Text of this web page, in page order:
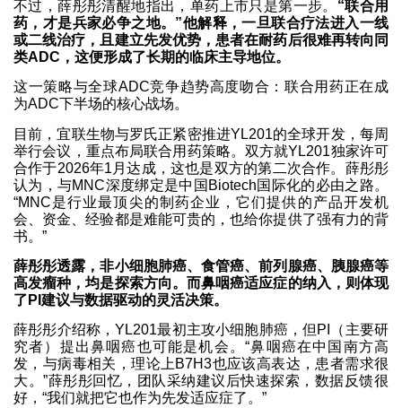
不过，薛彤彤清醒地指出，单药上市只是第一步。 “联合用
药，才是兵家必争之地。”他解释，一旦联合疗法进入一线
或二线治疗，且建立先发优势，患者在耐药后很难再转向同
类ADC，这便形成了长期的临床主导地位。
这一策略与全球ADC竞争趋势高度吻合：联合用药正在成
为ADC下半场的核心战场。
目前，宜联生物与罗氏正紧密推进YL201的全球开发，每周
举行会议，重点布局联合用药策略。双方就YL201独家许可
合作于2026年1月达成，这也是双方的第二次合作。薛彤彤
认为，与MNC深度绑定是中国Biotech国际化的必由之路。
“MNC是行业最顶尖的制药企业，它们提供的产品开发机
会、资金、经验都是难能可贵的，也给你提供了强有力的背
书。”
薛彤彤透露，非小细胞肺癌、食管癌、前列腺癌、胰腺癌等
高发瘤种，均是探索方向。而鼻咽癌适应症的纳入，则体现
了PI建议与数据驱动的灵活决策。
薛彤彤介绍称，YL201最初主攻小细胞肺癌，但PI（主要研
究者）提出鼻咽癌也可能是机会。“鼻咽癌在中国南方高
发，与病毒相关，理论上B7H3也应该高表达，患者需求很
大。”薛彤彤回忆，团队采纳建议后快速探索，数据反馈很
好，“我们就把它也作为先发适应症了。”